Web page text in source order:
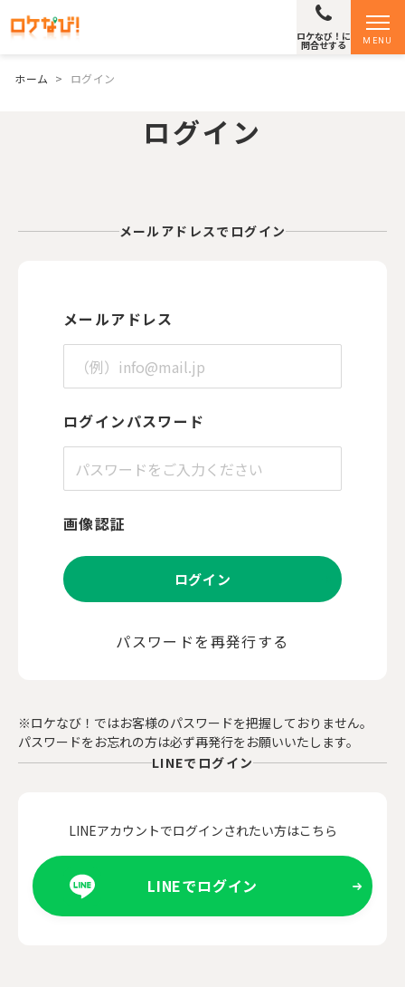
MENU
ロケなび！に
問合せする
ホーム > ログイン
ログイン
メールアドレスでログイン
メールアドレス
ログインパスワード
画像認証
ログイン
パスワードを再発行する
※ロケなび！ではお客様のパスワードを把握しておりません。
パスワードをお忘れの方は必ず再発行をお願いいたします。
LINEでログイン
LINEアカウントでログインされたい方はこちら
LINEでログイン